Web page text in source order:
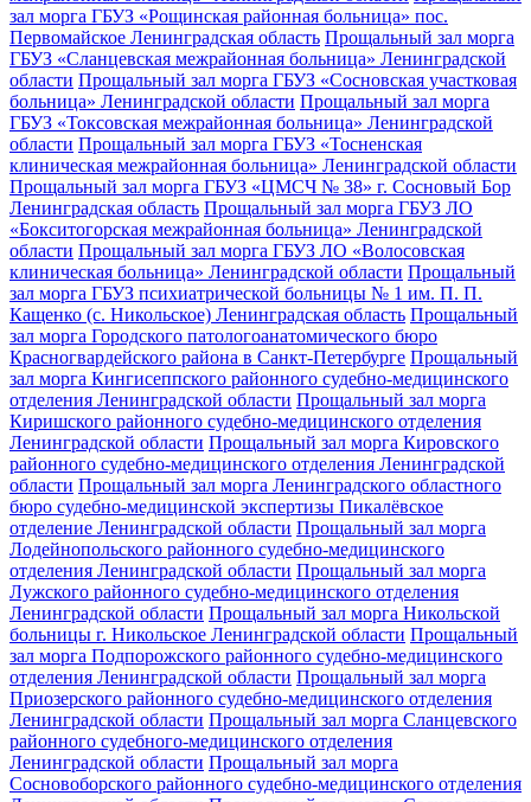
зал морга ГБУЗ «Рощинская районная больница» пос.
Первомайское Ленинградская область Прощальный зал морга
ГБУЗ «Сланцевская межрайонная больница» Ленинградской
области Прощальный зал морга ГБУЗ «Сосновская участковая
больница» Ленинградской области Прощальный зал морга
ГБУЗ «Токсовская межрайонная больница» Ленинградской
области Прощальный зал морга ГБУЗ «Тосненская
клиническая межрайонная больница» Ленинградской области
Прощальный зал морга ГБУЗ «ЦМСЧ № 38» г. Сосновый Бор
Ленинградская область Прощальный зал морга ГБУЗ ЛО
«Бокситогорская межрайонная больница» Ленинградской
области Прощальный зал морга ГБУЗ ЛО «Волосовская
клиническая больница» Ленинградской области Прощальный
зал морга ГБУЗ психиатрической больницы № 1 им. П. П.
Кащенко (с. Никольское) Ленинградская область Прощальный
зал морга Городского патологоанатомического бюро
Красногвардейского района в Санкт-Петербурге Прощальный
зал морга Кингисеппского районного судебно-медицинского
отделения Ленинградской области Прощальный зал морга
Киришского районного судебно-медицинского отделения
Ленинградской области Прощальный зал морга Кировского
районного судебно-медицинского отделения Ленинградской
области Прощальный зал морга Ленинградского областного
бюро судебно-медицинской экспертизы Пикалёвское
отделение Ленинградской области Прощальный зал морга
Лодейнопольского районного судебно-медицинского
отделения Ленинградской области Прощальный зал морга
Лужского районного судебно-медицинского отделения
Ленинградской области Прощальный зал морга Никольской
больницы г. Никольское Ленинградской области Прощальный
зал морга Подпорожского районного судебно-медицинского
отделения Ленинградской области Прощальный зал морга
Приозерского районного судебно-медицинского отделения
Ленинградской области Прощальный зал морга Сланцевского
районного судебного-медицинского отделения
Ленинградской области Прощальный зал морга
Сосновоборского районного судебно-медицинского отделения